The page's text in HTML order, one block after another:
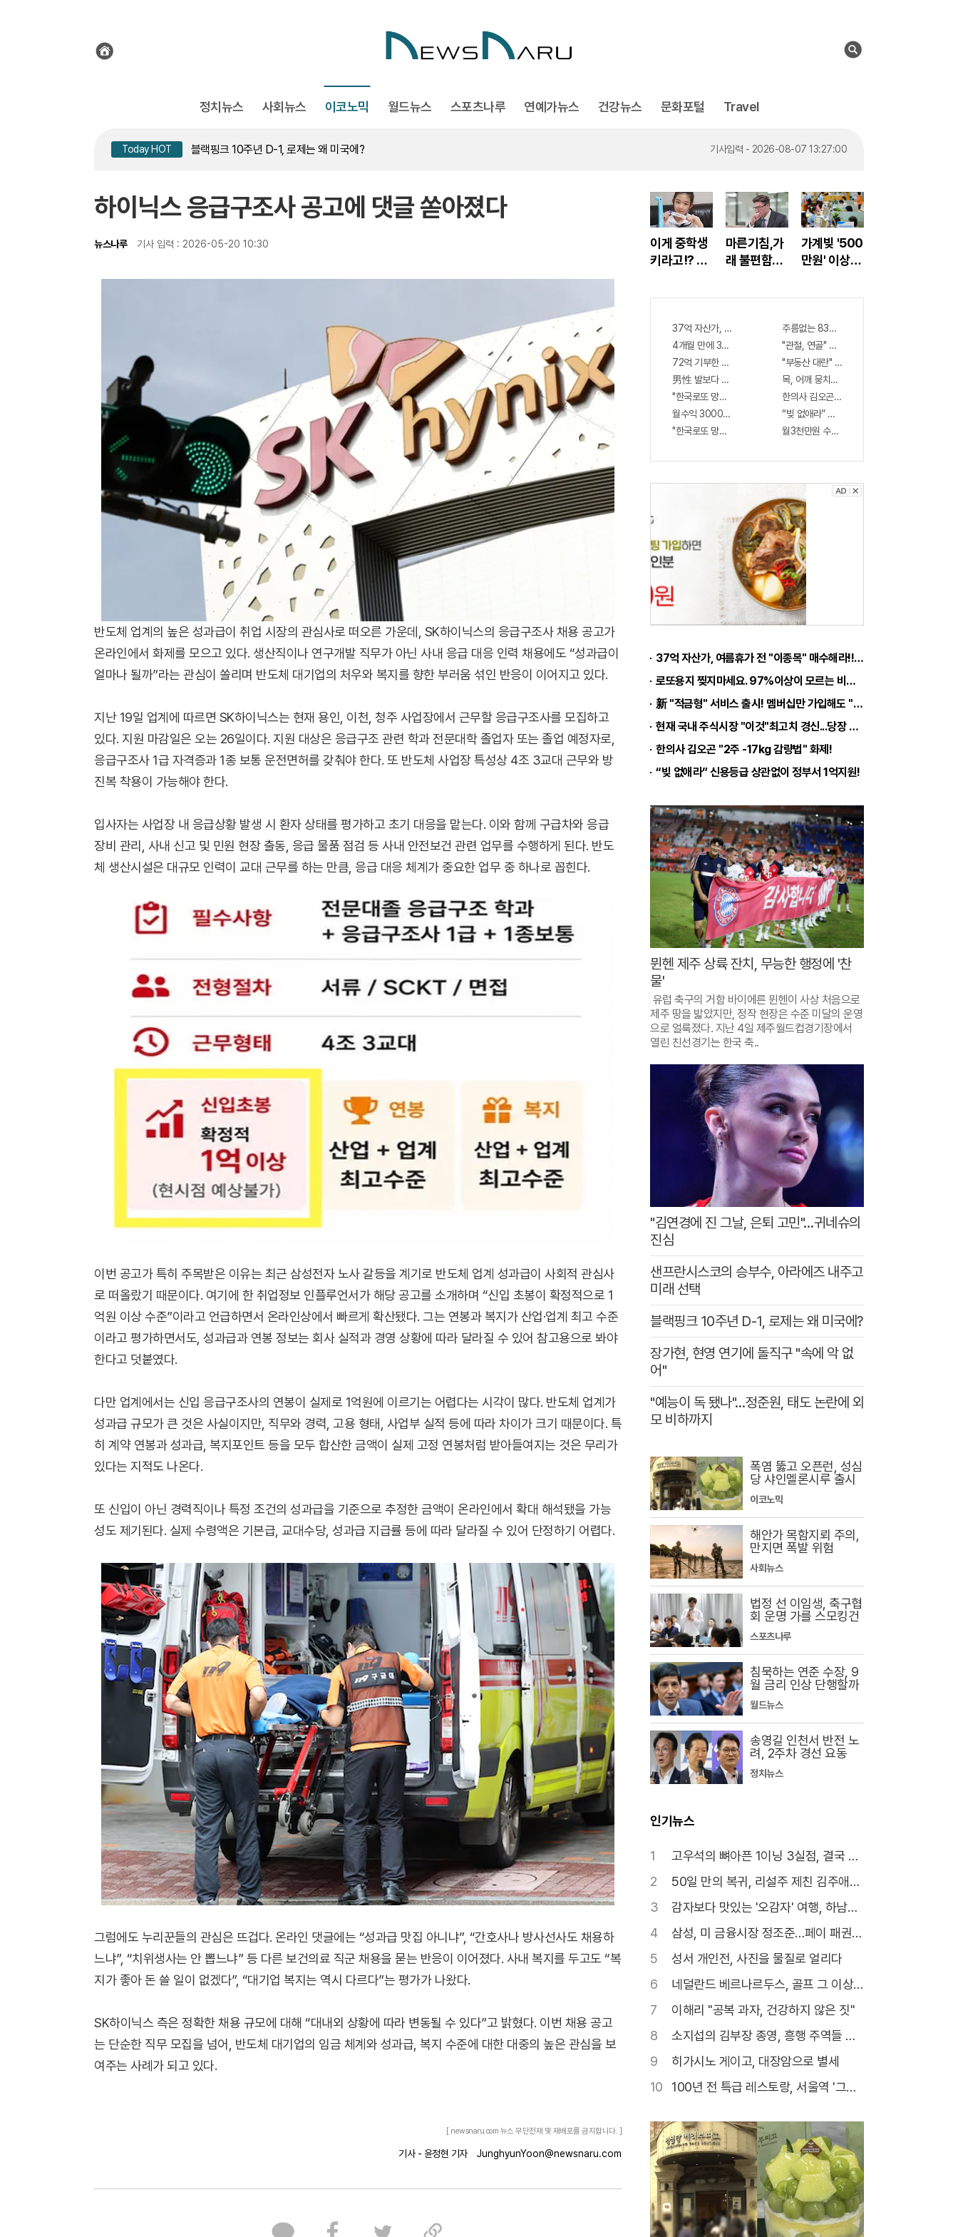
검
전
체
정치뉴스 사회뉴스 이코노믹 월드뉴스 스포츠나루 연예가뉴스 건강뉴스 문화포털 Travel
Today HOT 블랙핑크 10주년 D-1, 로제는 왜 미국에? 기사입력 - 2026-08-07 13:27:00
법정 선 이임생, 축구협회 운명 가를 스모킹건 기사입력 - 2026-08-07 13:38:00
침묵의 장기 간, 1급 발암물질 곰팡이 주의 기사입력 - 2026-08-07 13:19:00
하이닉스 응급구조사 공고에 댓글 쏟아졌다
뉴스나루 기사 입력 : 2026-05-20 10:30
반도체 업계의 높은 성과급이 취업 시장의 관심사로 떠오른 가운데, SK하이닉스의 응급구조사 채용 공고가
온라인에서 화제를 모으고 있다. 생산직이나 연구개발 직무가 아닌 사내 응급 대응 인력 채용에도 “성과급이
얼마나 될까”라는 관심이 쏠리며 반도체 대기업의 처우와 복지를 향한 부러움 섞인 반응이 이어지고 있다.
지난 19일 업계에 따르면 SK하이닉스는 현재 용인, 이천, 청주 사업장에서 근무할 응급구조사를 모집하고
있다. 지원 마감일은 오는 26일이다. 지원 대상은 응급구조 관련 학과 전문대학 졸업자 또는 졸업 예정자로,
응급구조사 1급 자격증과 1종 보통 운전면허를 갖춰야 한다. 또 반도체 사업장 특성상 4조 3교대 근무와 방
진복 착용이 가능해야 한다.
입사자는 사업장 내 응급상황 발생 시 환자 상태를 평가하고 초기 대응을 맡는다. 이와 함께 구급차와 응급
장비 관리, 사내 신고 및 민원 현장 출동, 응급 물품 점검 등 사내 안전보건 관련 업무를 수행하게 된다. 반도
체 생산시설은 대규모 인력이 교대 근무를 하는 만큼, 응급 대응 체계가 중요한 업무 중 하나로 꼽힌다.
이번 공고가 특히 주목받은 이유는 최근 삼성전자 노사 갈등을 계기로 반도체 업계 성과급이 사회적 관심사
로 떠올랐기 때문이다. 여기에 한 취업정보 인플루언서가 해당 공고를 소개하며 “신입 초봉이 확정적으로 1
억원 이상 수준”이라고 언급하면서 온라인상에서 빠르게 확산됐다. 그는 연봉과 복지가 산업·업계 최고 수준
이라고 평가하면서도, 성과급과 연봉 정보는 회사 실적과 경영 상황에 따라 달라질 수 있어 참고용으로 봐야
한다고 덧붙였다.
다만 업계에서는 신입 응급구조사의 연봉이 실제로 1억원에 이르기는 어렵다는 시각이 많다. 반도체 업계가
성과급 규모가 큰 것은 사실이지만, 직무와 경력, 고용 형태, 사업부 실적 등에 따라 차이가 크기 때문이다. 특
히 계약 연봉과 성과급, 복지포인트 등을 모두 합산한 금액이 실제 고정 연봉처럼 받아들여지는 것은 무리가
있다는 지적도 나온다.
또 신입이 아닌 경력직이나 특정 조건의 성과급을 기준으로 추정한 금액이 온라인에서 확대 해석됐을 가능
성도 제기된다. 실제 수령액은 기본급, 교대수당, 성과급 지급률 등에 따라 달라질 수 있어 단정하기 어렵다.
그럼에도 누리꾼들의 관심은 뜨겁다. 온라인 댓글에는 “성과급 맛집 아니냐”, “간호사나 방사선사도 채용하
느냐”, “치위생사는 안 뽑느냐” 등 다른 보건의료 직군 채용을 묻는 반응이 이어졌다. 사내 복지를 두고도 “복
지가 좋아 돈 쓸 일이 없겠다”, “대기업 복지는 역시 다르다”는 평가가 나왔다.
SK하이닉스 측은 정확한 채용 규모에 대해 “대내외 상황에 따라 변동될 수 있다”고 밝혔다. 이번 채용 공고
는 단순한 직무 모집을 넘어, 반도체 대기업의 임금 체계와 성과급, 복지 수준에 대한 대중의 높은 관심을 보
여주는 사례가 되고 있다.
[ newsnaru.com 뉴스 무단전재 및 재배포를 금지합니다. ]
기사 - 윤정현 기자 JunghyunYoon@newsnaru.com
이게 중학생
키라고!? 폭
"이것"
마른기침,가
래 불편함
상쾌해져!
가계빚 '500
만원' 이상은
청해라!
37억 자산가, 여름휴가 전 "이종목" 매수해라!! 한달
4개월 만에 35억벌었다!! 주식, 순매도 1위종목..."충격"
72억 기부한 미녀 스님, 정체 알고보니..충격!
男性 발보다 더러운 '거기', 세균지수 확인해보니..충격!
"한국로또 망했다" 관계자 실수로 이번주 971회차 번호 6자리 공개!? 꼭 확인
월수익 3000만원 가능하다!? 고수입 올리는 이 "자격증"에 몰리는 이유 알고
"한국로또 망했다" 이번주 971회 당첨번호 6자리 모두 유출...관계자 실수로 "
주름없는 83세 할머니 "피부과 가지마라"
"관절, 연골" 통증 연골 99%재생, 병원 안가도
"부동산 대란" 서울 신축 아파트가 "3억?"
목, 어깨 뭉치고 결리는 '통증' 파헤쳐보니
한의사 김오곤 "2주 -17kg 감량법" 화제!
“빚 없애라” 신용등급 상관없이 정부서 1억지원!
월3천만원 수입 가져가는 '이 자격증' 지원자 몰
는
게
8
할
이
요
지
금
그
리
팅
가
입
하
인
기
9
0
원
37억 자산가, 여름휴가 전 "이종목" 매수해라!! 한달
로또용지 찢지마세요. 97%이상이 모르는 비밀! "뒷면 비추면 번호 보인다!?"
新 "적금형" 서비스 출시! 멤버십만 가입해도 "최신가전" 선착순 100% 무료 경품지원!!
현재 국내 주식시장 "이것"최고치 경신...당장 매수해라!!
한의사 김오곤 "2주 -17kg 감량법" 화제!
“빚 없애라” 신용등급 상관없이 정부서 1억지원!
뮌헨 제주 상륙 잔치, 무능한 행정에 '찬
물'
유럽 축구의 거함 바이에른 뮌헨이 사상 처음으로
제주 땅을 밟았지만, 정작 현장은 수준 미달의 운영
으로 얼룩졌다. 지난 4일 제주월드컵경기장에서
열린 친선경기는 한국 축..
"김연경에 진 그날, 은퇴 고민"…귀네슈의
진심
샌프란시스코의 승부수, 아라에즈 내주고
미래 선택
블랙핑크 10주년 D-1, 로제는 왜 미국에?
장가현, 현영 연기에 돌직구 "속에 악 없
어"
"예능이 독 됐나"…정준원, 태도 논란에 외
모 비하까지
폭염 뚫고 오픈런, 성심
당 샤인멜론시루 출시
이코노믹
해안가 목함지뢰 주의,
만지면 폭발 위험
사회뉴스
법정 선 이임생, 축구협
회 운명 가를 스모킹건
스포츠나루
침묵하는 연준 수장, 9
월 금리 인상 단행할까
월드뉴스
송영길 인천서 반전 노
려, 2주차 경선 요동
정치뉴스
인기뉴스
1
고우석의 뼈아픈 1이닝 3실점, 결국 마
이너리그로
2
50일 만의 복귀, 리설주 제친 김주애의
위상
3
감자보다 맛있는 '오감자' 여행, 하남서
만난다
4
삼성, 미 금융시장 정조준…페이 패권
다툼
5
성서 개인전, 사진을 물질로 얼리다
6
네덜란드 베르나르두스, 골프 그 이상
의 감동
7
이해리 "공복 과자, 건강하지 않은 짓"
8
소지섭의 김부장 종영, 흥행 주역들 한
자리 모인다
9
히가시노 게이고, 대장암으로 별세
10
100년 전 특급 레스토랑, 서울역 '그